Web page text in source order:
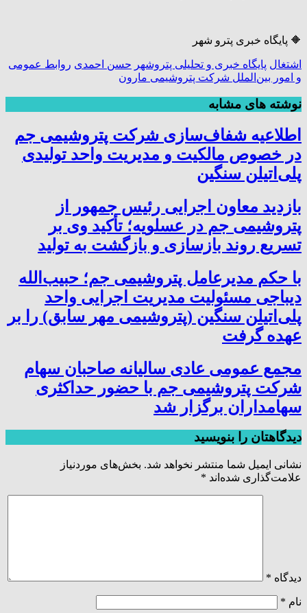
🔶️ پایگاه خبری پترو شهر
اشتغال پایگاه خبری و تحلیلی پتروشهر حسن احمدی روابط عمومی
و امور بین‌الملل شرکت پتروشیمی مارون
نوشته های مشابه
اطلاعیه شفاف‌سازی شرکت پتروشیمی جم
در خصوص مالکیت و مدیریت واحد تولیدی
پلی‌اتیلن سنگین
بازدید معاون اجرایی رئیس جمهور از
پتروشیمی جم در عسلویه؛ تأکید وی بر
تسریع روند بازسازی و بازگشت به تولید
با حکم مدیرعامل پتروشیمی جم؛ حبیب‌الله
دیباجی مسئولیت مدیریت اجرایی واحد
پلی‌اتیلن سنگین (پتروشیمی مهر سابق) را بر
عهده گرفت
مجمع عمومی عادی سالیانه صاحبان سهام
شرکت پتروشیمی جم با حضور حداکثری
سهامداران برگزار شد
دیدگاهتان را بنویسید
نشانی ایمیل شما منتشر نخواهد شد. بخش‌های موردنیاز
علامت‌گذاری شده‌اند *
دیدگاه *
نام *